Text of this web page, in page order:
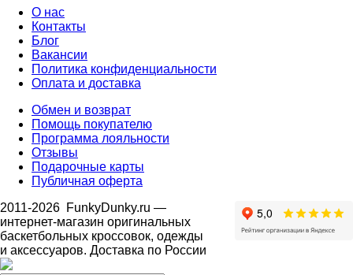
О нас
Контакты
Блог
Вакансии
Политика конфиденциальности
Оплата и доставка
Обмен и возврат
Помощь покупателю
Программа лояльности
Отзывы
Подарочные карты
Публичная оферта
2011-2026 FunkyDunky.ru —
интернет-магазин оригинальных
баскетбольных кроссовок, одежды
и аксессуаров. Доставка по России